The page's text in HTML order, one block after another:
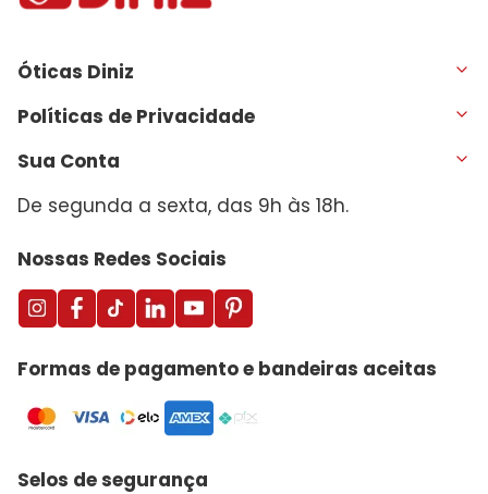
Óticas Diniz
Políticas de Privacidade
Sua Conta
De segunda a sexta, das 9h às 18h.
Nossas Redes Sociais
Formas de pagamento e bandeiras aceitas
Selos de segurança